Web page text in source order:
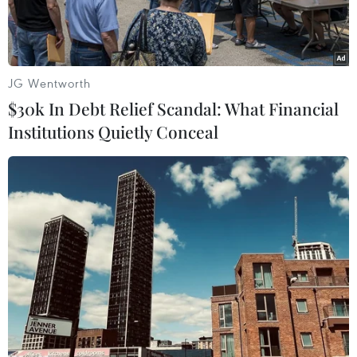
Tuyển Việt Nam lên đường sang Myanmar. (Ảnh: Trọng
Đạt/TTXVN)
Chiều 17/11/2018, ban huấn luyện cùng các cầu
thủ đội tuyển Việt Nam đã rời Hà Nội, lên
đường sang Yangon để chuẩn bị cho trận đấu
JG Wentworth
$30k In Debt Relief Scandal: What Financial
Institutions Quietly Conceal